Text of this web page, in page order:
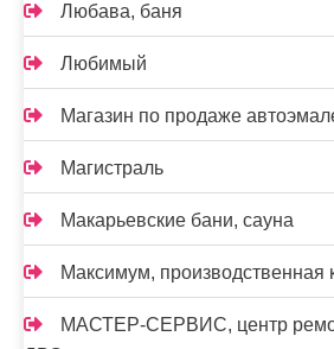
Любава, баня
Любимый
Магазин по продаже
Магистраль
Макарьевские бани, сауна
Максимум, производственная
МАСТЕР-СЕРВИС, центр